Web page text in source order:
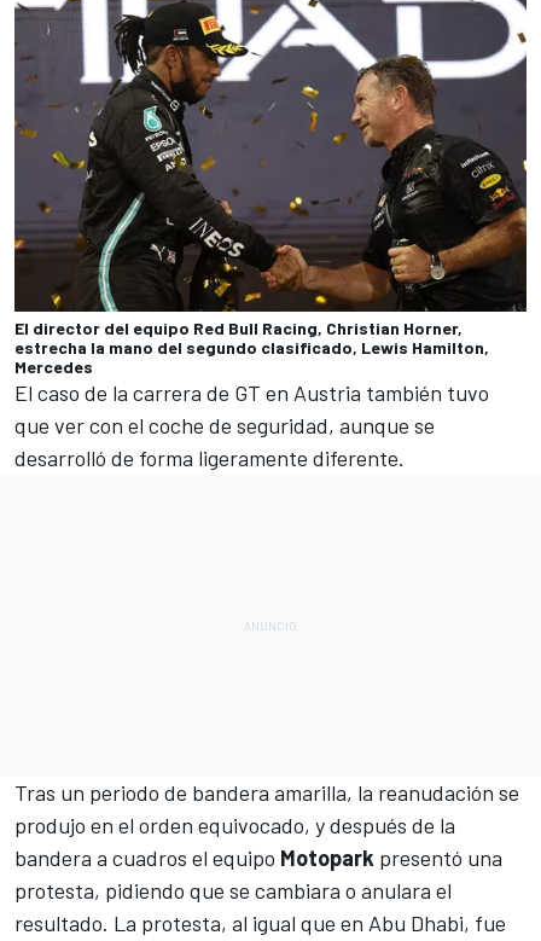
El director del equipo Red Bull Racing, Christian Horner,
estrecha la mano del segundo clasificado, Lewis Hamilton,
Mercedes
El caso de la carrera de GT en Austria también tuvo
que ver con el coche de seguridad, aunque se
desarrolló de forma ligeramente diferente.
Tras un periodo de bandera amarilla, la reanudación se
produjo en el orden equivocado, y después de la
bandera a cuadros el equipo Motopark presentó una
protesta, pidiendo que se cambiara o anulara el
resultado. La protesta, al igual que en Abu Dhabi, fue